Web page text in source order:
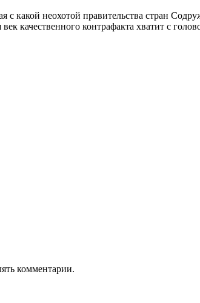
какой неохотой правительства стран
качественного контрафакта хватит с
комментарии.